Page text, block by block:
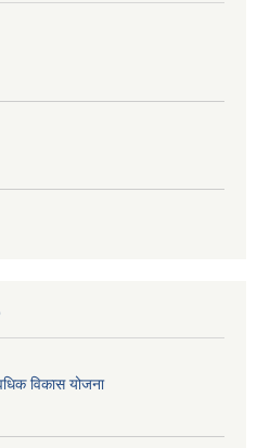
विकास योजना